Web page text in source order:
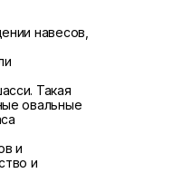
навесов,
Такая
овальные
и
и